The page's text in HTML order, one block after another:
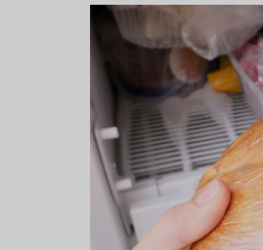
Aceitunas: el aperitivo estrella
del verano